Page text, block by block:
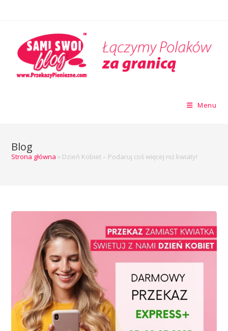
Menu
Blog
Strona główna » Dzień Kobiet – Podaruj coś więcej niż kwiaty!